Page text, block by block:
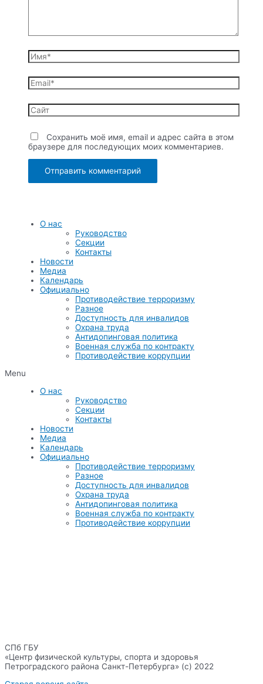
Имя*
Email*
Сайт
Сохранить моё имя, email и адрес сайта в этом
браузере для последующих моих комментариев.
О нас
Руководство
Секции
Контакты
Новости
Медиа
Календарь
Официально
Противодействие терроризму
Разное
Доступность для инвалидов
Охрана труда
Антидопинговая политика
Военная служба по контракту
Противодействие коррупции
Menu
О нас
Руководство
Секции
Контакты
Новости
Медиа
Календарь
Официально
Противодействие терроризму
Разное
Доступность для инвалидов
Охрана труда
Антидопинговая политика
Военная служба по контракту
Противодействие коррупции
СПб ГБУ
«Центр физической культуры, спорта и здоровья
Петроградского района Санкт-Петербурга» (с) 2022